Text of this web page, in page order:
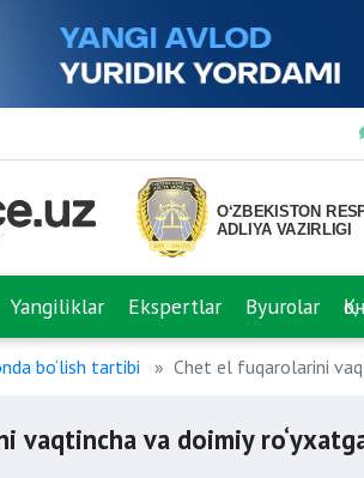
Yangiliklar Ekspertlar Byurolar
bo‘lish tartibi Chet el fuqarolarini
vaqtincha va doimiy